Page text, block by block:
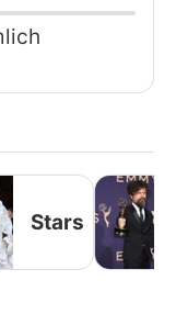
Stars